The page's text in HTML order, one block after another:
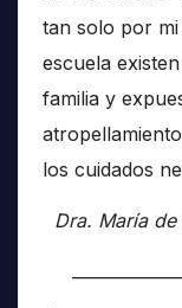
tan solo por
escuela
familia y
los cuidados
Dra. María